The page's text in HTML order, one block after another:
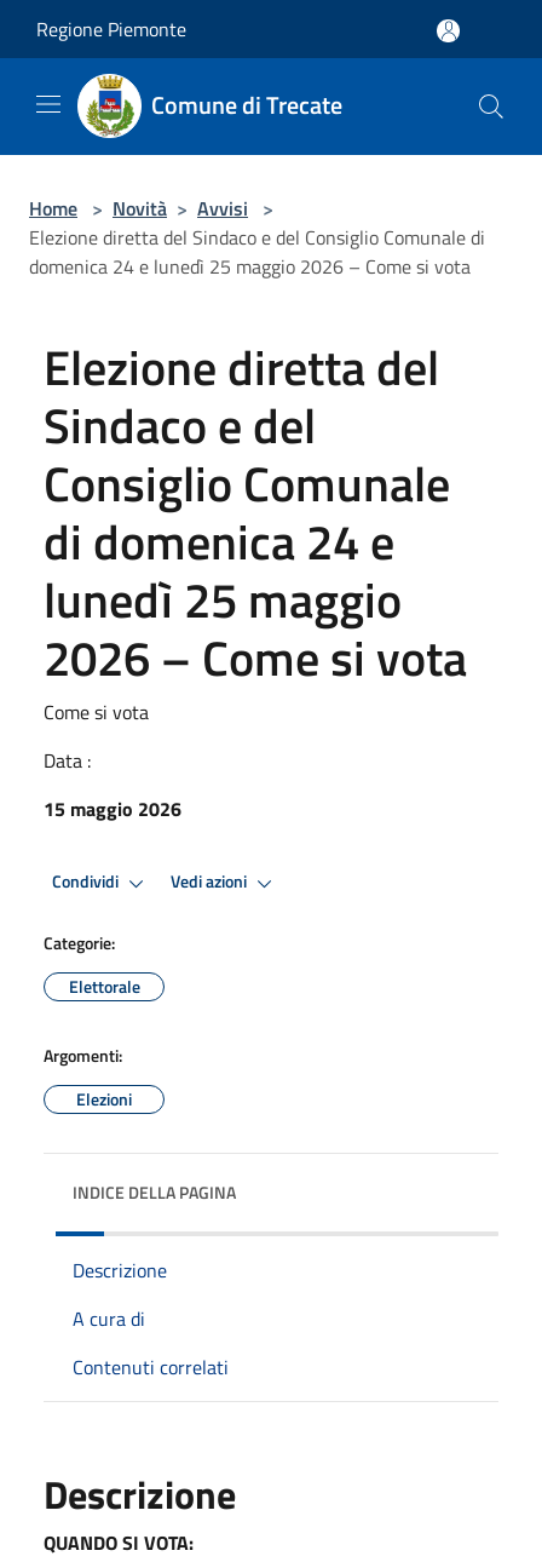
Regione Piemonte
Comune di Trecate
Home > Novità > Avvisi >
Elezione diretta del Sindaco e del Consiglio Comunale di
domenica 24 e lunedì 25 maggio 2026 – Come si vota
Elezione diretta del
Sindaco e del
Consiglio Comunale
di domenica 24 e
lunedì 25 maggio
2026 – Come si vota
Come si vota
Data :
15 maggio 2026
Condividi Vedi azioni
Categorie:
Elettorale
Argomenti:
Elezioni
INDICE DELLA PAGINA
Descrizione
A cura di
Contenuti correlati
Descrizione
QUANDO SI VOTA: